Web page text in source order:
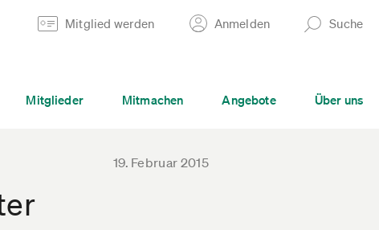
Mitglied werden Anmelden Suche
Mitglieder Mitmachen Angebote Über uns
19. Februar 2015